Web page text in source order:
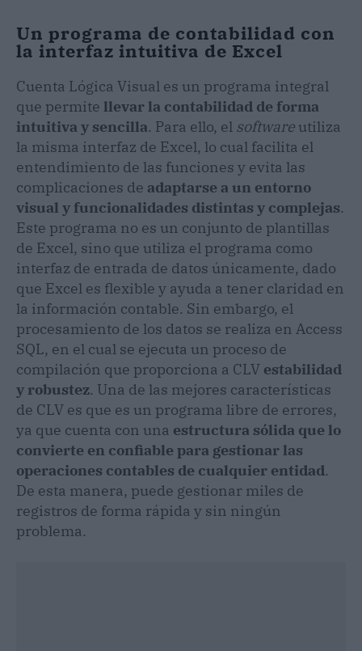
Un programa de contabilidad con
la interfaz intuitiva de Excel
Cuenta Lógica Visual es un programa integral
que permite llevar la contabilidad de forma
intuitiva y sencilla. Para ello, el software utiliza
la misma interfaz de Excel, lo cual facilita el
entendimiento de las funciones y evita las
complicaciones de adaptarse a un entorno
visual y funcionalidades distintas y complejas.
Este programa no es un conjunto de plantillas
de Excel, sino que utiliza el programa como
interfaz de entrada de datos únicamente, dado
que Excel es flexible y ayuda a tener claridad en
la información contable. Sin embargo, el
procesamiento de los datos se realiza en Access
SQL, en el cual se ejecuta un proceso de
compilación que proporciona a CLV estabilidad
y robustez. Una de las mejores características
de CLV es que es un programa libre de errores,
ya que cuenta con una estructura sólida que lo
convierte en confiable para gestionar las
operaciones contables de cualquier entidad.
De esta manera, puede gestionar miles de
registros de forma rápida y sin ningún
problema.